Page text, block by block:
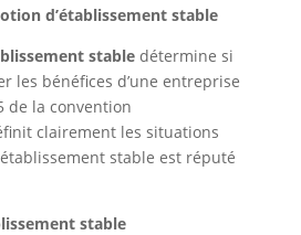
d’établissement stable
stabledétermine si
les bénéfices d’une entreprise
de la convention
clairement les situations
stable est réputé
stable